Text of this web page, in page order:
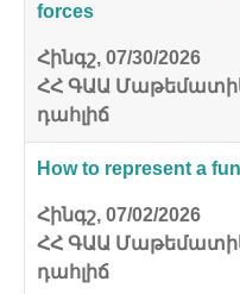
forces
Հինգշ, 07/30/2026
ՀՀ ԳԱԱ
դահլիճ
How to represent a
Հինգշ, 07/02/2026
ՀՀ ԳԱԱ
դահլիճ